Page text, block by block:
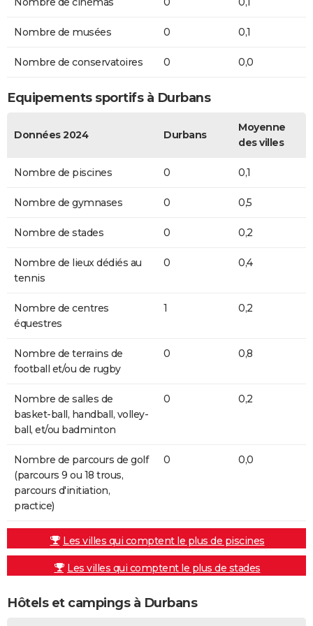
Nombre de musées 0 0,1
Nombre de conservatoires 0 0,0
Equipements sportifs à Durbans
Données 2024 Durbans
Moyenne
des villes
Nombre de piscines 0 0,1
Nombre de gymnases 0 0,5
Nombre de stades 0 0,2
Nombre de lieux dédiés au
tennis
0 0,4
Nombre de centres
équestres
1 0,2
Nombre de terrains de
football et/ou de rugby
0 0,8
Nombre de salles de
basket-ball, handball, volley-
ball, et/ou badminton
0 0,2
Nombre de parcours de golf
(parcours 9 ou 18 trous,
parcours d'initiation,
practice)
0 0,0
Les villes qui comptent le plus de piscines
Les villes qui comptent le plus de stades
Hôtels et campings à Durbans